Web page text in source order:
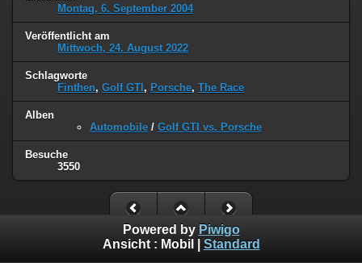
Montag, 6. September 2004
Veröffentlicht am
Mittwoch, 24. August 2022
Schlagworte
Finthen, Golf GTI , Porsche, The Race
Alben
Automobile / Golf GTI vs. Porsche
Besuche
3550
Powered by Piwigo
Ansicht : Mobil Standard